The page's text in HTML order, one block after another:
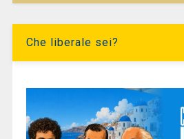
Che liberale sei?